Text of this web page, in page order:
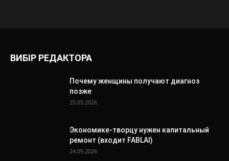
ВИБІР РЕДАКТОРА
Почему женщины получают диагноз
позже
25.05.2026
Экономике-творцу нужен капитальный
ремонт (входит FABLAI)
24.05.2026